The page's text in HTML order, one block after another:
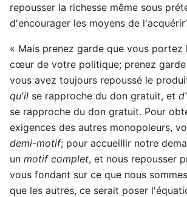
repousser la richesse même sous
d'encourager les moyens de
« Mais prenez garde que vous portez
cœur de votre politique; prenez
vous avez toujours repoussé le
qu'il se rapproche du don gratuit, et
se rapproche du don gratuit. Pour
exigences des autres monopoleurs,
demi-motif; pour accueillir notre
un motif complet, et nous repousser
vous fondant sur ce que nous
que les autres, ce serait poser